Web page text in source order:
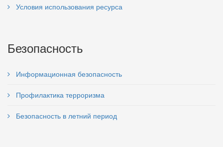
Условия использования ресурса
Безопасность
Информационная безопасность
Профилактика терроризма
Безопасность в летний период